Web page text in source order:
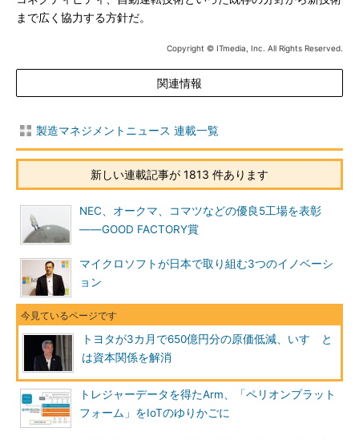
まで広く協力する方針だ。
Copyright © ITmedia, Inc. All Rights Reserved.
関連情報
製造マネジメントニュース 連載一覧
新しい連載記事が 1813 件あります
NEC、オークマ、コマツなどの優良5工場を表彰
――GOOD FACTORY賞
マイクロソフトが日本で取り組む3つのイノベーシ
ョン
トヨタが3カ月で650億円分の原価低減、いすゞと
は資本関係を解消
トレジャーデータを得たArm、「ペリオンプラット
フォーム」をIoTのゆりかごに